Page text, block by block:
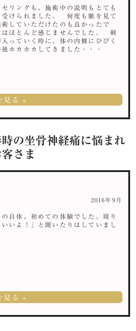
リングも、施術中の説明もとても
受けられました。 何度も脈を見て
していただけたのも良かったで
ほとんど感じませんでした。 刺
入っていく時に、体の内側にひびく
ホカホカしてきました・・・
見る »
時の坐骨神経痛に悩まれ
さま
2016年9月
自体、初めての体験でした。周り
いよ！」と聞いたりはしていまし
見る »